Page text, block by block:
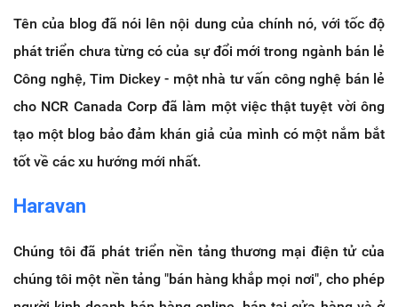
Tên của blog đã nói lên nội dung của chính nó, với tốc độ
phát triển chưa từng có của sự đổi mới trong ngành bán lẻ
Công nghệ, Tim Dickey - một nhà tư vấn công nghệ bán lẻ
cho NCR Canada Corp đã làm một việc thật tuyệt vời ông
tạo một blog bảo đảm khán giả của mình có một nắm bắt
tốt về các xu hướng mới nhất.
Haravan
Chúng tôi đã phát triển nền tảng thương mại điện tử của
chúng tôi một nền tảng "bán hàng khắp mọi nơi", cho phép